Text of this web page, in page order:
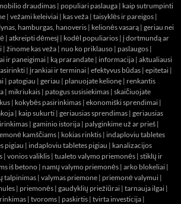
draudimas | populiari paslauga | kaip sutrumpinti
| vežami keleiviai | kas veža | taisyklės ir pareigos |
hamburgas, hanoveris | kelionės vasarą | geriau nei
| atkreipti dėmesį | kodėl populiarios | į dortmundą ar
| žinome kas veža | nuo ko priklauso | paslaugos |
ir paneigimai | ką prarandate | informacija | aktualiausi
| įrankiai ir terminai | efektyvus būdas | epitetai |
| patogiau | geriau | planuojate kelionę | renkantis
| mikriukais | patogus susisiekimas | skaičiuojate
| kokybės pasirinkimas | ekonomiški sprendimai |
| kaip sukurti | geriausias sprendimas | geriausias
| gaminio istorija | palyginkime už ar prieš |
kamščiams| kokias rinktis | indaploviu tabletes
pigiau | indaploviu tabletes pigiau | kanalizacijos
| vonios valiklis | tualeto valymo priemonės | stiklų ir
iš betono | namų valymo priemonės | arko blokeliai |
talpinimas| valymas priemone | priemonė valymui |
| priemonės | gaudyklių priežiūrai | tarnauja ilgai |
| tvoroms | paskirtis | tvirta investicija |